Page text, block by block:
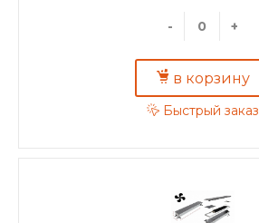
- +
в корзину
Быстрый заказ